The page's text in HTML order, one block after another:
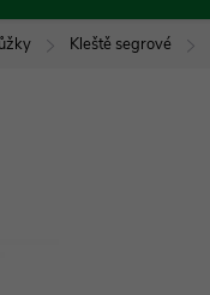
Kleště segrové